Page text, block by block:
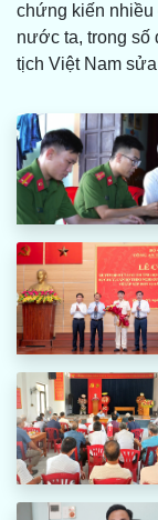
chứng kiến
nước ta, trong số
tịch Việt Nam